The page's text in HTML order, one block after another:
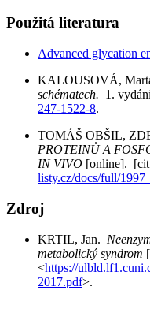
Použitá literatura
Advanced glycation
KALOUSOVÁ,
schématech. 1.
247-1522-8.
TOMÁŠ OBŠIL,
PROTEINŮ A
IN VIVO [online].
listy.cz/docs/full/
Zdroj
KRTIL, Jan.
metabolický syndrom
<https://
2017.pdf>.